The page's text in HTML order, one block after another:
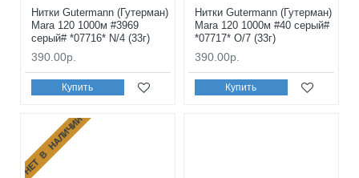
Нитки Gutermann (Гутерман)
Mara 120 1000м #3969
серый# *07716* N/4 (33г)
390.00р.
Купить
Нитки Gutermann (Гутерман)
Mara 120 1000м #40 серый#
*07717* O/7 (33г)
390.00р.
Купить
НЕТ В НАЛИЧИИ